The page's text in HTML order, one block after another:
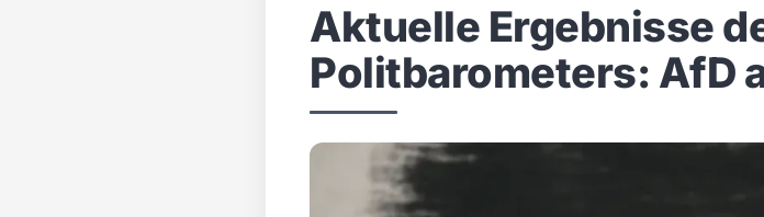
Aktuelle Ergebnisse
Politbarometers: AfD